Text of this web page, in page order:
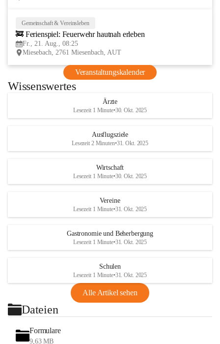
Gemeinschaft & Vereinsleben
🚒 Ferienspiel: Feuerwehr hautnah erleben
Fr., 21. Aug., 08:25
Miesebach, 2761 Miesenbach, AUT
Veranstaltungskalender
Wissenswertes
Ärzte
Lesezeit 1 Minute•30. Okt. 2025
Ausflugsziele
Lesezeit 2 Minuten•31. Okt. 2025
Wirtschaft
Lesezeit 1 Minute•30. Okt. 2025
Vereine
Lesezeit 1 Minute•31. Okt. 2025
Gastronomie und Beherbergung
Lesezeit 1 Minute•31. Okt. 2025
Schulen
Lesezeit 1 Minute•31. Okt. 2025
Alle Artikel sehen
Dateien
Formulare
9,63 MB